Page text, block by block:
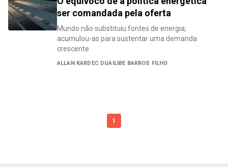
ser comandada pela oferta
Mundo não substituiu fontes de energia;
acumulou-as para sustentar uma demanda
crescente
ALLAN KARDEC DUAILIBE BARROS FILHO
1